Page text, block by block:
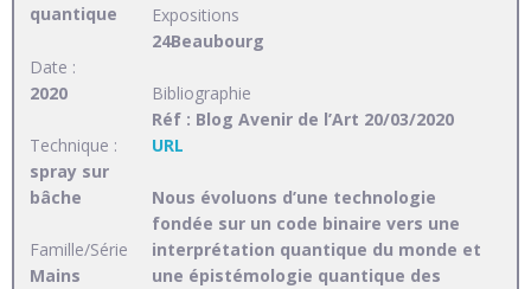
quantique
Date :
2020
Technique :
spray sur
bâche
Famille/Série
Mains
Expositions
24Beaubourg
Bibliographie
Réf : Blog Avenir de l’Art 20/03/2020
URL
Nous évoluons d’une technologie
fondée sur un code binaire vers une
interprétation quantique du monde et
une épistémologie quantique des